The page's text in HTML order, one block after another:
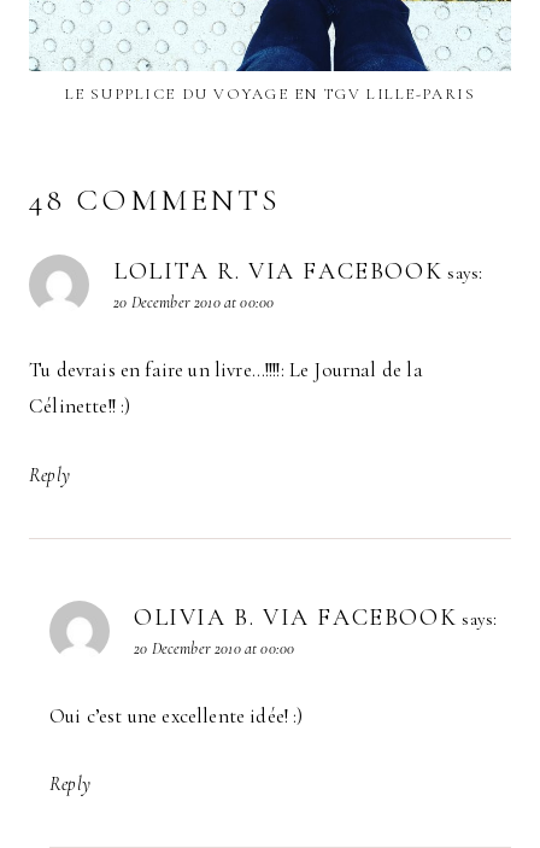
LE SUPPLICE DU VOYAGE EN TGV LILLE-PARIS
48 COMMENTS
LOLITA R. VIA FACEBOOK says:
20 December 2010 at 00:00
Tu devrais en faire un livre…!!!!: Le Journal de la
Célinette!! :)
Reply
OLIVIA B. VIA FACEBOOK says:
20 December 2010 at 00:00
Oui c’est une excellente idée! :)
Reply